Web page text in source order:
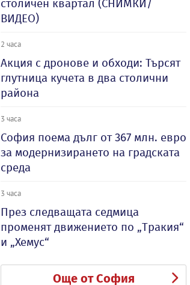
столичен квартал (СНИМКИ/
ВИДЕО)
2 часа
Акция с дронове и обходи: Търсят
глутница кучета в два столични
района
3 часа
София поема дълг от 367 млн. евро
за модернизирането на градската
среда
3 часа
През следващата седмица
променят движението по „Тракия“
и „Хемус“
Още от София